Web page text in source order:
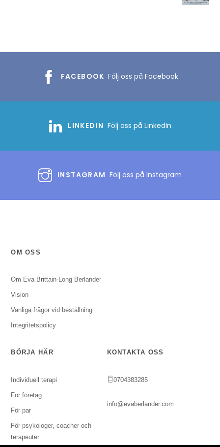
FACEBOOK Följ oss på Facebook
LINKEDIN Följ oss på LinkedIn
INSTAGRAM Följ oss på Instagram
OM OSS
Om Eva Brittain-Long Berlander
Vision
Vanliga frågor vid beställning
Integritetspolicy
BÖRJA HÄR
Individuell terapi
För företag
För par
För psykologer, coacher och
terapeuter
KONTAKTA OSS
0704383285
info@evaberlander.com